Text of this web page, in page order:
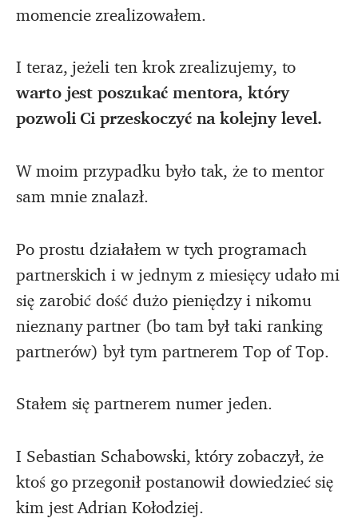
momencie zrealizowałem.
I teraz, jeżeli ten krok zrealizujemy, to
warto jest poszukać mentora, który
pozwoli Ci przeskoczyć na kolejny level.
W moim przypadku było tak, że to mentor
sam mnie znalazł.
Po prostu działałem w tych programach
partnerskich i w jednym z miesięcy udało mi
się zarobić dość dużo pieniędzy i nikomu
nieznany partner (bo tam był taki ranking
partnerów) był tym partnerem Top of Top.
Stałem się partnerem numer jeden.
I Sebastian Schabowski, który zobaczył, że
ktoś go przegonił postanowił dowiedzieć się
kim jest Adrian Kołodziej.